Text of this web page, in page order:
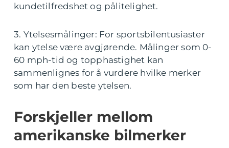
kundetilfredshet og pålitelighet.
3. Ytelsesmålinger: For sportsbilentusiaster
kan ytelse være avgjørende. Målinger som 0-
60 mph-tid og topphastighet kan
sammenlignes for å vurdere hvilke merker
som har den beste ytelsen.
Forskjeller mellom
amerikanske bilmerker